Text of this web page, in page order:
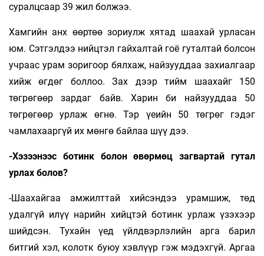
суралцсаар 39 жил болжээ.
Хамгийн анх өөртөө зориулж хятад шаахай урласан
юм. Сэтгэлдээ нийцтэл гайхалтай гоё гуталтай болсон
учраас урам зоригоор бялхаж, найзууддаа захиалгаар
хийж өгдөг боллоо. Зах дээр тийм шаахайг 150
төгрөгөөр зардаг байв. Харин би найзууддаа 50
төгрөгөөр урлаж өгнө. Тэр үеийн 50 төгрөг гэдэг
чамлахааргүй их мөнгө байлаа шүү дээ.
-Хэзээнээс ботинк болон өвөрмөц загвартай гутал
урлах болов?
-Шаахайгаа амжилттай хийсэндээ урамшиж, төд
удалгүй илүү нарийн хийцтэй ботинк урлаж үзэхээр
шийдсэн. Тухайн үед үйлдвэрлэлийн арга барил
битгий хэл, колотк буюу хэвлүүр гэж мэдэхгүй. Аргаа